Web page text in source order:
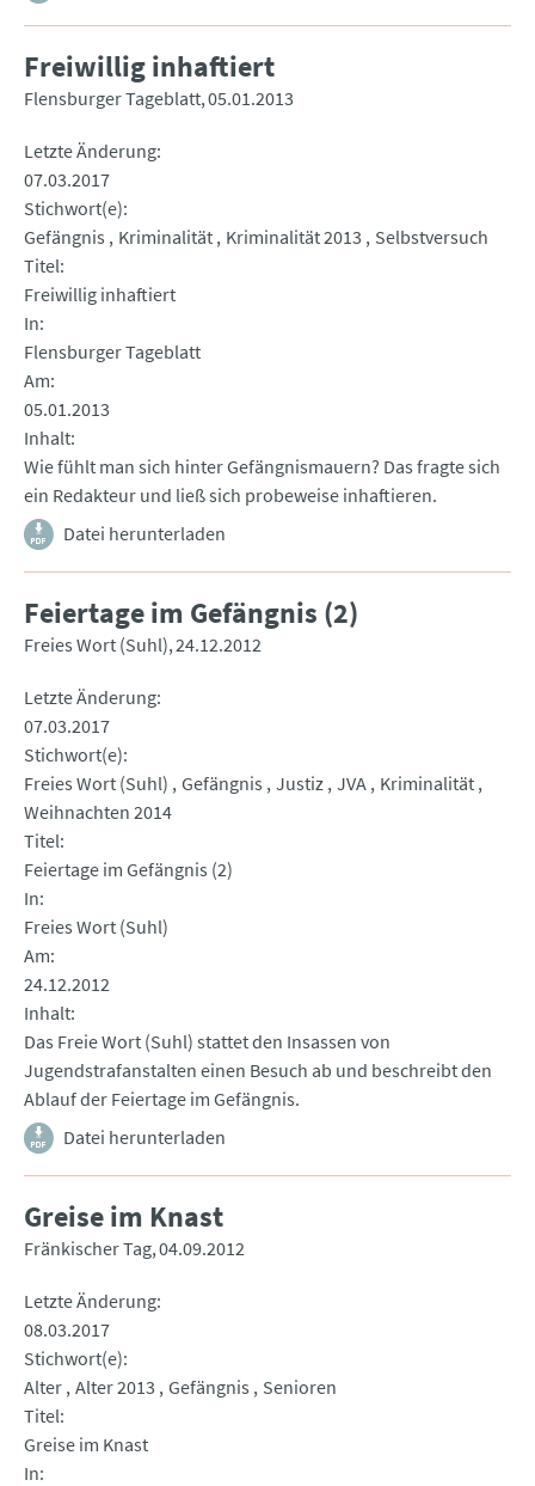
Freiwillig inhaftiert
Flensburger Tageblatt 05.01.2013
Letzte Änderung
07.03.2017
Stichwort(e)
Gefängnis
Kriminalität Kriminalität 2013
Selbstversuch
Titel
Freiwillig inhaftiert
In
Flensburger Tageblatt
Am
05.01.2013
Inhalt
Wie fühlt man sich hinter Gefängnismauern? Das fragte sich
ein Redakteur und ließ sich probeweise inhaftieren.
Datei herunterladen
Feiertage im Gefängnis (2)
Freies Wort (Suhl) 24.12.2012
Letzte Änderung
07.03.2017
Stichwort(e)
Freies Wort (Suhl) Gefängnis Justiz JVA Kriminalität
Weihnachten 2014
Titel
Feiertage im Gefängnis (2)
In
Freies Wort (Suhl)
Am
24.12.2012
Inhalt
Das Freie Wort (Suhl) stattet den Insassen von
Jugendstrafanstalten einen Besuch ab und beschreibt den
Ablauf der Feiertage im Gefängnis.
Datei herunterladen
Greise im Knast
Fränkischer Tag 04.09.2012
Letzte Änderung
08.03.2017
Stichwort(e)
Alter Alter 2013 Gefängnis
Senioren
Titel
Greise im Knast
In